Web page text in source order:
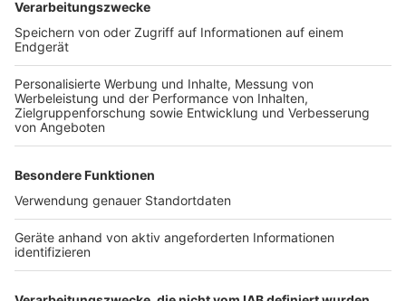
Das Foto zeigt mich als Jugendlicher mit der Großen
Trommel im Musikverein Lichtenberg beim
Schützenfest in Neuss. Schon früh durfte ich die
Verantwortung übernehmen, den „Takt“ im Musikverein
vorzugeben.
Anzeige